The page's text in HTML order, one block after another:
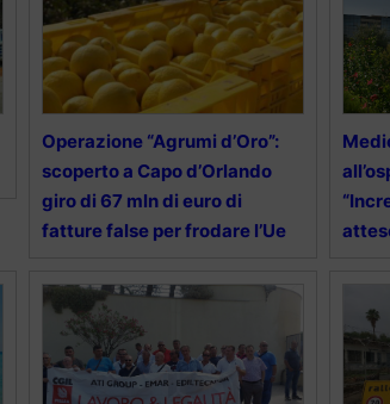
Operazione “Agrumi d’Oro”:
scoperto a Capo d’Orlando
giro di 67 mln di euro di
fatture false per frodare l’Ue